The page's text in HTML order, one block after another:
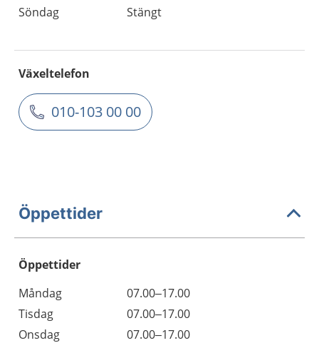
Söndag
Stängt
Växeltelefon
010-103 00 00
Öppettider
Öppettider
Dag
Öppettider
Kommentarer
Måndag
07.00–17.00
Tisdag
07.00–17.00
Onsdag
07.00–17.00